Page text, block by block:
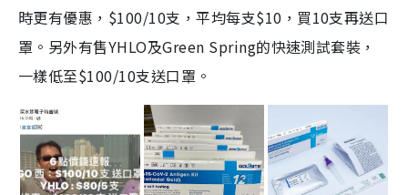
時更有優惠，$100/10支，平均每支$10，買10支再送口
罩。另外有售YHLO及Green Spring的快速測試套裝，
一樣低至$100/10支送口罩。